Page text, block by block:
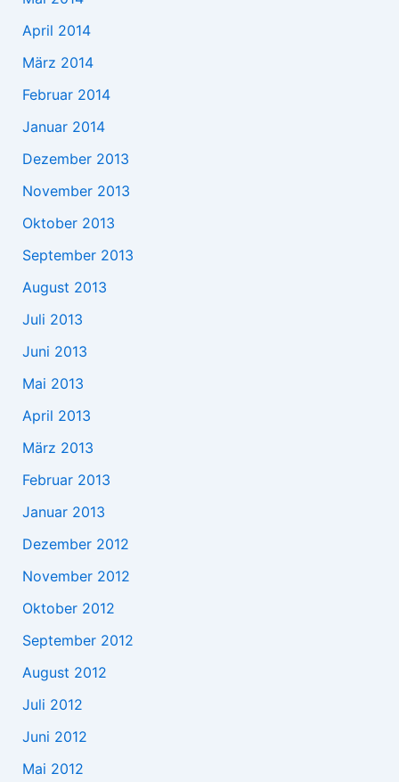
April 2014
März 2014
Februar 2014
Januar 2014
Dezember 2013
November 2013
Oktober 2013
September 2013
August 2013
Juli 2013
Juni 2013
Mai 2013
April 2013
März 2013
Februar 2013
Januar 2013
Dezember 2012
November 2012
Oktober 2012
September 2012
August 2012
Juli 2012
Juni 2012
Mai 2012